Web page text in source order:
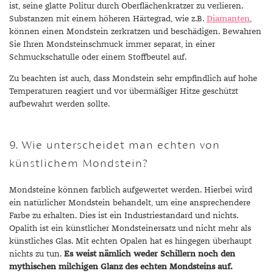
ist, seine glatte Politur durch Oberflächenkratzer zu verlieren.
Substanzen mit einem höheren Härtegrad, wie z.B. Diamanten
können einen Mondstein zerkratzen und beschädigen. Bewahren
Sie Ihren Mondsteinschmuck immer separat, in einer
Schmuckschatulle oder einem Stoffbeutel auf.
Zu beachten ist auch, dass Mondstein sehr empfindlich auf hohe
Temperaturen reagiert und vor übermäßiger Hitze geschützt
aufbewahrt werden sollte.
9. Wie unterscheidet man echten von
künstlichem Mondstein?
Mondsteine können farblich aufgewertet werden. Hierbei wird
ein natürlicher Mondstein behandelt, um eine ansprechendere
Farbe zu erhalten. Dies ist ein Industriestandard und nichts.
Opalith ist ein künstlicher Mondsteinersatz und nicht mehr als
künstliches Glas. Mit echten Opalen hat es hingegen überhaupt
nichts zu tun. Es weist nämlich weder Schillern noch den
mythischen milchigen Glanz des echten Mondsteins auf.